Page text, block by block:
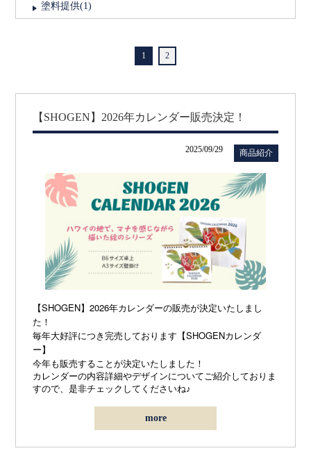
塗料提供(1)
1 2
【SHOGEN】2026年カレンダー販売決定！
2025/09/29 商品紹介
【SHOGEN】2026年カレンダーの販売が決定いたしまし
た！
毎年大好評につき完売しております【SHOGENカレンダ
ー】
今年も販売することが決定いたしました！
カレンダーの内容詳細やデザインについてご紹介しておりま
すので、是非チェックしてくださいね♪
more